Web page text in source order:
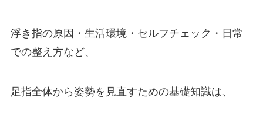
浮き指の原因・生活環境・セルフチェック・日常
での整え方など、
足指全体から姿勢を見直すための基礎知識は、